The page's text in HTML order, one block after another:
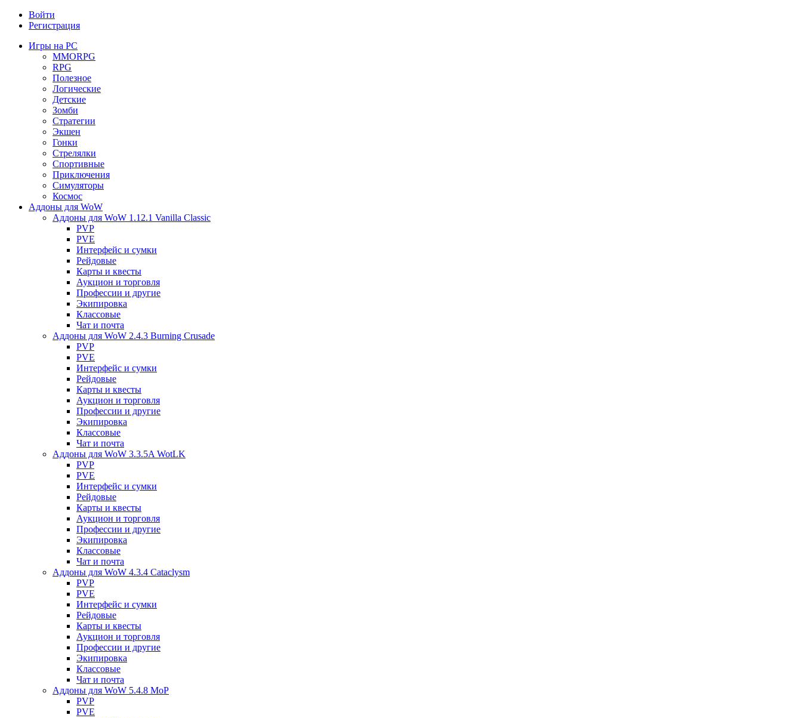
Войти
Регистрация
Игры на PC
MMORPG
RPG
Полезное
Логические
Детские
Зомби
Стратегии
Экшен
Гонки
Стрелялки
Спортивные
Приключения
Симуляторы
Космос
Аддоны для WoW
Аддоны для WoW 1.12.1 Vanilla Classic
PVP
PVE
Интерфейс и сумки
Рейдовые
Карты и квесты
Аукцион и торговля
Профессии и другие
Экипировка
Классовые
Чат и почта
Аддоны для WoW 2.4.3 Burning Crusade
PVP
PVE
Интерфейс и сумки
Рейдовые
Карты и квесты
Аукцион и торговля
Профессии и другие
Экипировка
Классовые
Чат и почта
Аддоны для WoW 3.3.5A WotLK
PVP
PVE
Интерфейс и сумки
Рейдовые
Карты и квесты
Аукцион и торговля
Профессии и другие
Экипировка
Классовые
Чат и почта
Аддоны для WoW 4.3.4 Cataclysm
PVP
PVE
Интерфейс и сумки
Рейдовые
Карты и квесты
Аукцион и торговля
Профессии и другие
Экипировка
Классовые
Чат и почта
Аддоны для WoW 5.4.8 MoP
PVP
PVE